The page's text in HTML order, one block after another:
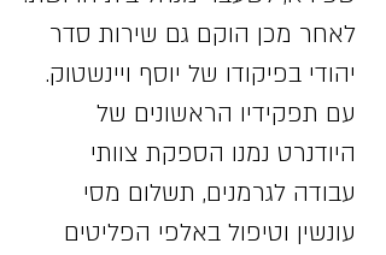
לאחר מכן הוקם גם שירות סדר
יהודי בפיקודו של יוסף ויינשטוק.
עם תפקידיו הראשונים של
היודנרט נמנו הספקת צוותי
עבודה לגרמנים, תשלום מסי
עונשין וטיפול באלפי הפליטים